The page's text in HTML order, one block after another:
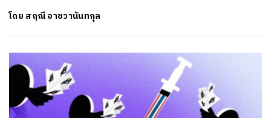
โดย สฤณี อาชวานันทกุล